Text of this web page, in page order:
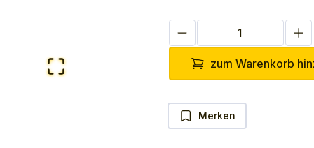
zum Warenkorb
Merken